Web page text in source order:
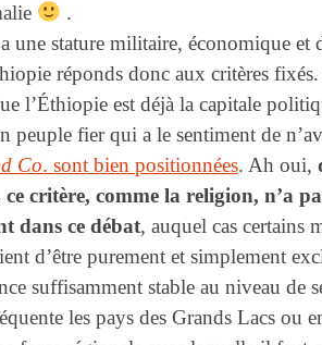
.
une stature militaire, économique et
réponds donc aux critères
l’Éthiopie est déjà la capitale
peuple fier qui a le sentiment de
Co. sont bien positionnées. Ah oui,
critère, comme la religion, n’a
dans ce débat, auquel cas certains
d’être purement et simplement
suffisamment stable au niveau de
les pays des Grands Lacs ou